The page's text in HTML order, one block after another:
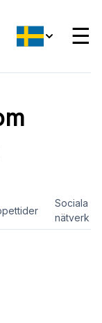
☰
Sociala
nätverk